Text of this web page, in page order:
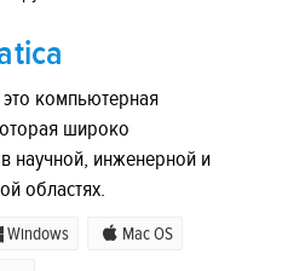
компьютерная
широко
в научной, инженерной и
областях.
Windows Mac OS